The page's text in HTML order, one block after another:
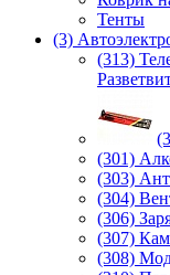
Тенты
(3)
(313)
(301)
(303)
(304)
(306)
(307)
(308)